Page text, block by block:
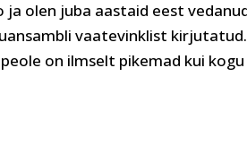
ja olen juba aastaid eest
vaatevinklist
on ilmselt pikemad kui